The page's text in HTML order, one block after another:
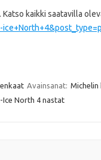
kaikki saatavilla
Avainsanat: Michelin
Ice North 4 nastat